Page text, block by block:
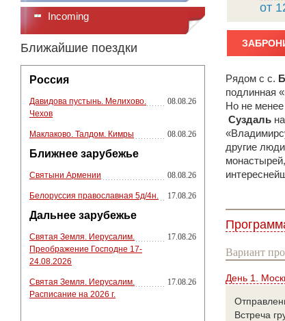
Incoming
Ближайшие поездки
Россия
Давидова пустынь. Мелихово.
Чехов
08.08.26
Маклаково. Талдом. Кимры 08.08.26
Ближнее зарубежье
Святыни Армении 08.08.26
Белоруссия православная 5д/4н. 17.08.26
Дальнее зарубежье
Святая Земля. Иерусалим.
Преображение Господне 17-
24.08.2026
17.08.26
Святая Земля. Иерусалим.
Расписание на 2026 г.
17.08.26
от
Рядом с с.
подлинная
Но не
Суздаль
другие
Вариант
День 1.
Встреча